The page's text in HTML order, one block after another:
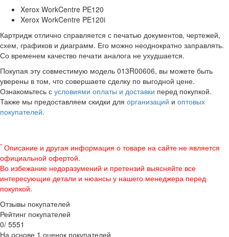
Xerox WorkCentre PE120
Xerox WorkCentre PE120i
Картридж отлично справляется с печатью документов, чертежей,
схем, графиков и диаграмм. Его можно неоднократно заправлять.
Со временем качество печати аналога не ухудшается.
Покупая эту совместимую модель 013R00606, вы можете быть
уверены в том, что совершаете сделку по выгодной цене.
Ознакомьтесь с условиями оплаты и доставки перед покупкой.
Также мы предоставляем скидки для организаций и оптовых
покупателей.
* Описание и другая информация о товаре на сайте не является
официальной офертой.
Во избежание недоразумений и претензий выясняйте все
интересующие детали и нюансы у нашего менеджера перед
покупкой.
Отзывы покупателей
Рейтинг покупателей
0/ 5551
На основе 1 оценок покупателей